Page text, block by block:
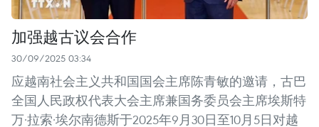
加强越古议会合作
30/09/2025 03:34
应越南社会主义共和国国会主席陈青敏的邀请，古巴
全国人民政权代表大会主席兼国务委员会主席埃斯特
万·拉索·埃尔南德斯于2025年9月30日至10月5日对越